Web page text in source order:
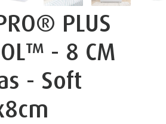
PLUS
- 8 CM
- Soft